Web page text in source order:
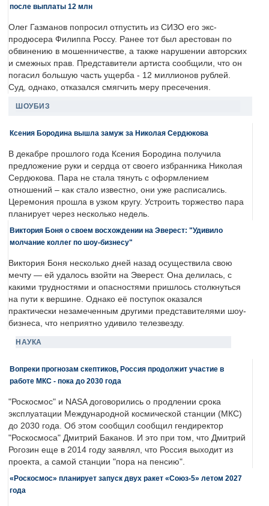
после выплаты 12 млн
Олег Газманов попросил отпустить из СИЗО его экс-
продюсера Филиппа Россу. Ранее тот был арестован по
обвинению в мошенничестве, а также нарушении авторских
и смежных прав. Представители артиста сообщили, что он
погасил большую часть ущерба - 12 миллионов рублей.
Суд, однако, отказался смягчить меру пресечения.
ШОУБИЗ
Ксения Бородина вышла замуж за Николая Сердюкова
В декабре прошлого года Ксения Бородина получила
предложение руки и сердца от своего избранника Николая
Сердюкова. Пара не стала тянуть с оформлением
отношений – как стало известно, они уже расписались.
Церемония прошла в узком кругу. Устроить торжество пара
планирует через несколько недель.
Виктория Боня о своем восхождении на Эверест: "Удивило
молчание коллег по шоу-бизнесу"
Виктория Боня несколько дней назад осуществила свою
мечту — ей удалось взойти на Эверест. Она делилась, с
какими трудностями и опасностями пришлось столкнуться
на пути к вершине. Однако её поступок оказался
практически незамеченным другими представителями шоу-
бизнеса, что неприятно удивило телезвезду.
НАУКА
Вопреки прогнозам скептиков, Россия продолжит участие в
работе МКС - пока до 2030 года
"Роскосмос" и NASA договорились о продлении срока
эксплуатации Международной космической станции (МКС)
до 2030 года. Об этом сообщил сообщил гендиректор
"Роскосмоса" Дмитрий Баканов. И это при том, что Дмитрий
Рогозин еще в 2014 году заявлял, что Россия выходит из
проекта, а самой станции "пора на пенсию".
«Роскосмос» планирует запуск двух ракет «Союз-5» летом 2027
года